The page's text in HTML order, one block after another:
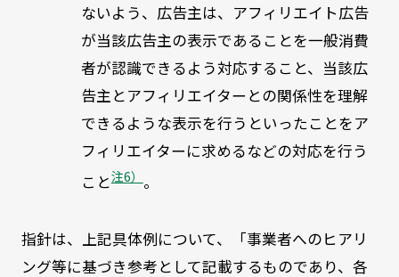
ないよう、広告主は、アフィリエイト広告
が当該広告主の表示であることを一般消費
者が認識できるよう対応すること、当該広
告主とアフィリエイターとの関係性を理解
できるような表示を行うといったことをア
フィリエイターに求めるなどの対応を行う
こと注6） 。
指針は、上記具体例について、「事業者へのヒアリ
ング等に基づき参考として記載するものであり、各